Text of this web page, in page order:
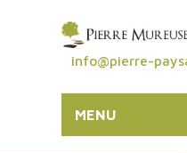
info@pierre-
MENU